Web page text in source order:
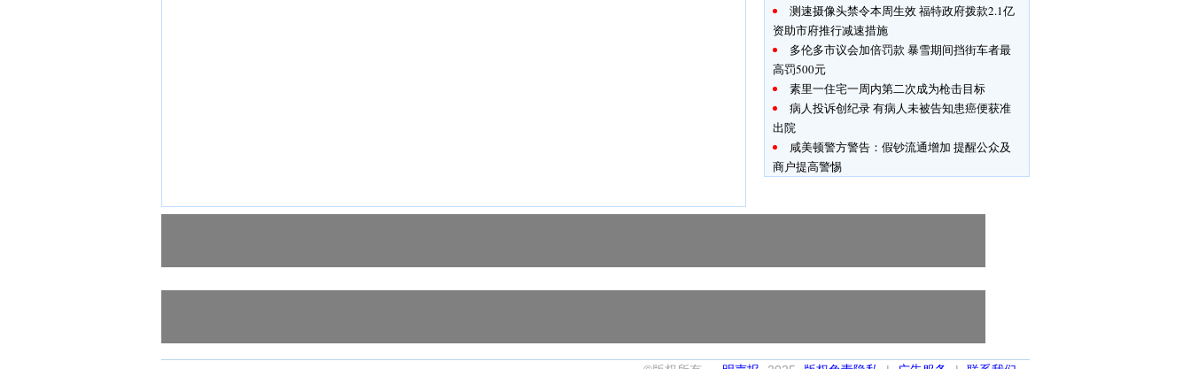
测速摄像头禁令本周生效 福特政府拨款2.1亿
资助市府推行减速措施
多伦多市议会加倍罚款 暴雪期间挡街车者最
高罚500元
素里一住宅一周内第二次成为枪击目标
病人投诉创纪录 有病人未被告知患癌便获准
出院
咸美顿警方警告：假钞流通增加 提醒公众及
商户提高警惕